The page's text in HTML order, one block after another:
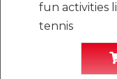
fun activities
tennis